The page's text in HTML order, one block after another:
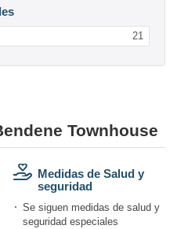
21
Townhouse
Medidas de Salud y
seguridad
Se siguen medidas de salud y
seguridad especiales